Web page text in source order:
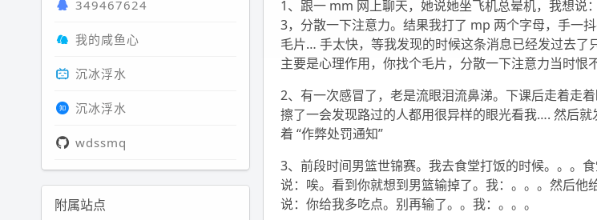
1、跟一 mm 网上聊天，她说她坐飞机总晕机，我想说
3，分散一下注意力。结果我打了 mp 两个字母，手一
毛片… 手太快，等我发现的时候这条消息已经发过去了
主要是心理作用，你找个毛片，分散一下注意力当时恨
2、有一次感冒了，老是流眼泪流鼻涕。下课后走着走
擦了一会发现路过的人都用很异样的眼光看我…. 然后
着 “作弊处罚通知”
3、前段时间男篮世锦赛。我去食堂打饭的时候。。。
说：唉。看到你就想到男篮输掉了。我：。。。然后他
说：你给我多吃点。别再输了。。我：。。。
349467624
我的咸鱼心
沉冰浮水
沉冰浮水
wdssmq
附属站点